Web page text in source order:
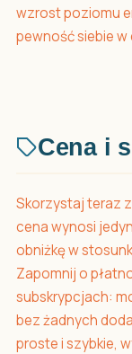
wzrost poziomu
pewność siebie
Cena i
Skorzystaj teraz
cena wynosi
obniżkę w
Zapomnij o
subskrypcjach:
bez żadnych
proste i szybkie,